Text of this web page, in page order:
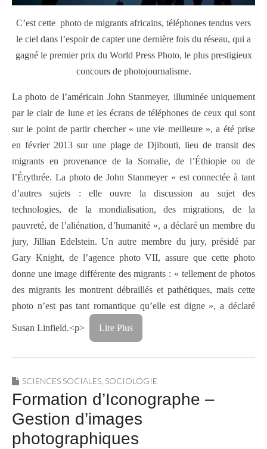
C’est cette photo de migrants africains, téléphones tendus vers
le ciel dans l’espoir de capter une dernière fois du réseau, qui a
gagné le premier prix du World Press Photo, le plus prestigieux
concours de photojournalisme.
La photo de l’américain John Stanmeyer, illuminée uniquement
par le clair de lune et les écrans de téléphones de ceux qui sont
sur le point de partir chercher « une vie meilleure », a été prise
en février 2013 sur une plage de Djibouti, lieu de transit des
migrants en provenance de la Somalie, de l’Éthiopie ou de
l’Érythrée. La photo de John Stanmeyer « est connectée à tant
d’autres sujets : elle ouvre la discussion au sujet des
technologies, de la mondialisation, des migrations, de la
pauvreté, de l’aliénation, d’humanité », a déclaré un membre du
jury, Jillian Edelstein. Un autre membre du jury, présidé par
Gary Knight, de l’agence photo VII, assure que cette photo
donne une image différente des migrants : « tellement de photos
des migrants les montrent débraillés et pathétiques, mais cette
photo n’est pas tant romantique qu’elle est digne », a déclaré
Susan Linfield.<p> Lire Plus
SCIENCES SOCIALES SOCIOLOGIE
Formation d’Iconographe –
Gestion d’images
photographiques